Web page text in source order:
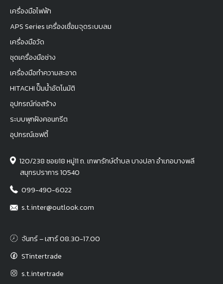
เครื่องมือไฟฟ้า
APS Series เครื่องเชื่อมจุดระบบลม
เครื่องมือวัด
ชุดเครื่องมือช่าง
เครื่องมือทำความสะอาด
HITACHI ปั๊มน้ำอัตโนมัติ
อุปกรณ์ก่อสร้าง
ระบบพุกฝังคอนกรีต
อุปกรณ์เซฟตี้
120/238 ซอย18 หมู่11 ถ. เทพารักษ์ตำบล บางปลา อำเภอบางพลี
สมุทรปราการ 10540
099-490-6022
s.t.inter@outlook.com
จันทร์ – เสาร์ 08.30-17.00
STintertrade
s.t.intertrade